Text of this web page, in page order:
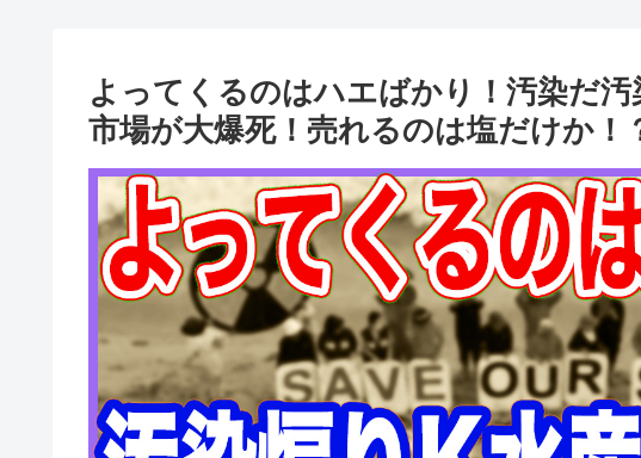
よってくるのはハエばかり！汚染だ
市場が大爆死！売れるのは塩だけか！